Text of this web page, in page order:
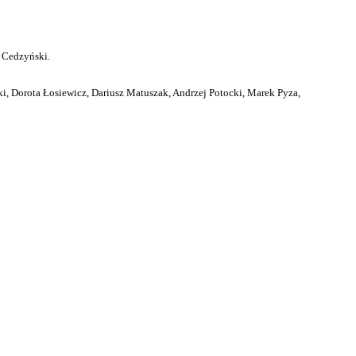
Dorota Łosiewicz, Dariusz Matuszak, Andrzej Potocki, Marek Pyza,